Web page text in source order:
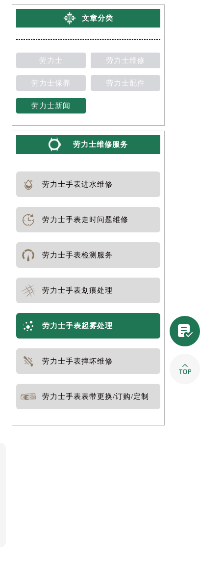
文章分类
劳力士 劳力士维修
劳力士保养 劳力士配件
劳力士新闻
劳力士维修服务
劳力士手表进水维修
劳力士手表走时问题维修
劳力士手表检测服务
劳力士手表划痕处理
劳力士手表起雾处理
劳力士手表摔坏维修
劳力士手表表带更换/订购/定制

